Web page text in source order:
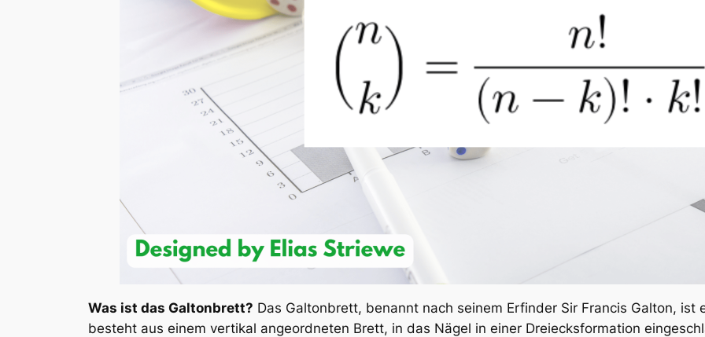
Was ist das Galtonbrett? Das Galtonbrett, benannt nach seinem Erfinder Sir Francis Galton, ist
besteht aus einem vertikal angeordneten Brett, in das Nägel in einer Dreiecksformation